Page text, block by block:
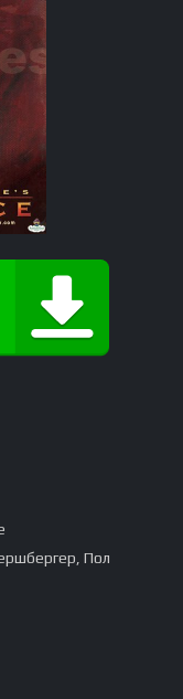
Пол